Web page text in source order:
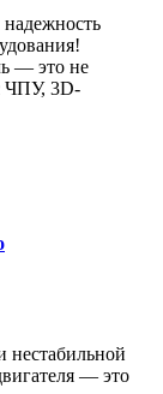
— это не
ЧПУ, 3D-
нестабильной
— это